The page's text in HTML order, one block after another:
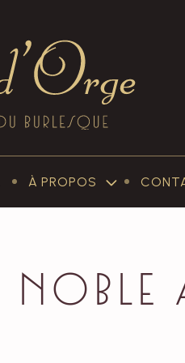
À PROPOS
Noble